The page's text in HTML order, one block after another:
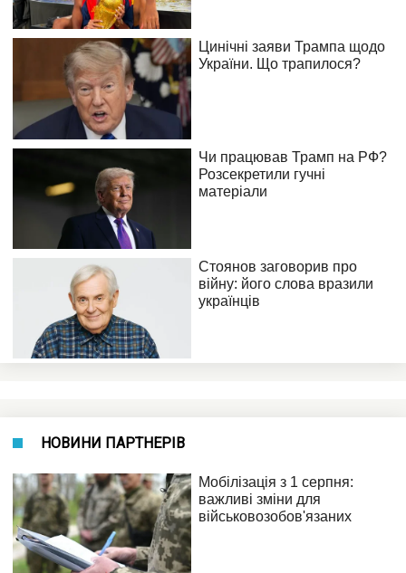
НОВИНИ ПАРТНЕРІВ